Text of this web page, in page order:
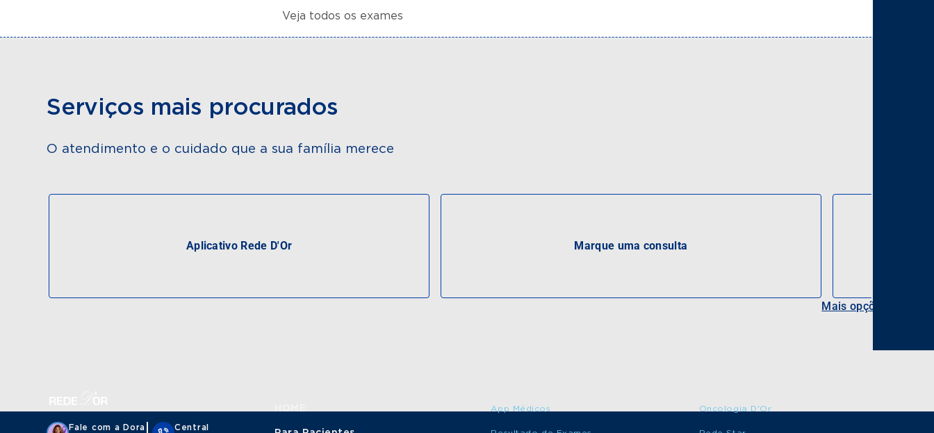
Veja todos os exames
Serviços mais procurados
O atendimento e o cuidado que a sua família merece
Aplicativo Rede D'Or Marque uma consulta
Mais opções
Fale com a Dora Central
App Médicos Oncologia D'Or